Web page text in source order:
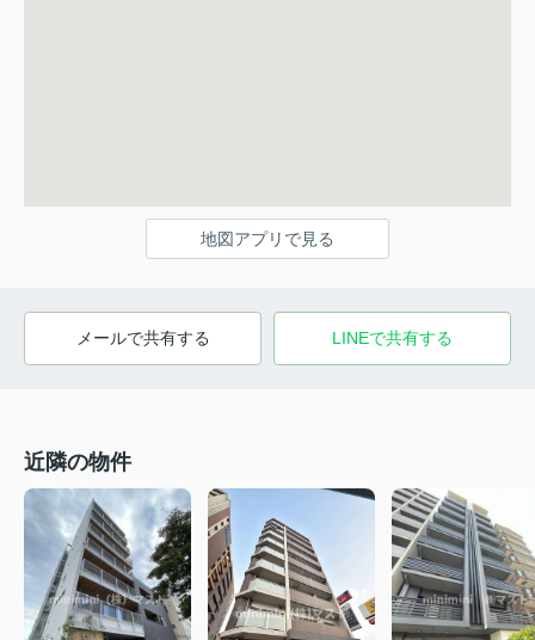
地図アプリで見る
メールで共有する LINEで共有する
近隣の物件